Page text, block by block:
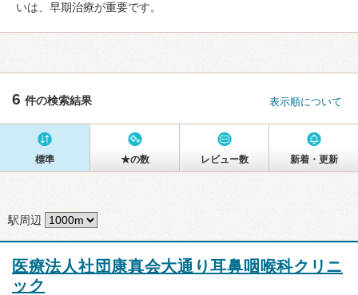
いは、早期治療が重要です。
6 件の検索結果 表示順について
標準 ★の数 レビュー数 新着・更新
駅周辺
医療法人社団康真会大通り耳鼻咽喉科クリニ
ック